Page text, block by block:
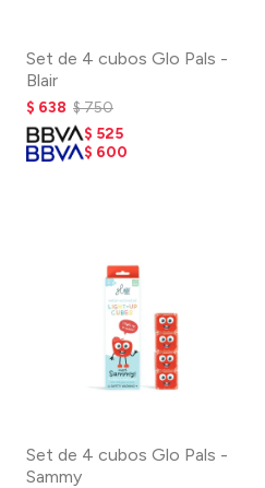
Set de 4 cubos Glo Pals -
Blair
$ 638 $750
$ 525
$ 600
Set de 4 cubos Glo Pals -
Sammy